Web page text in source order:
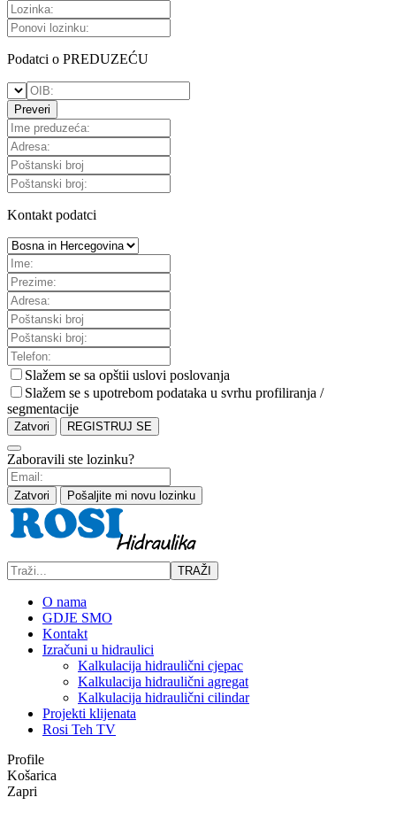
Podatci o PREDUZEĆU
Preveri
Kontakt podatci
Slažem se sa opštii uslovi poslovanja
Slažem se s upotrebom podataka u svrhu profiliranja /
segmentacije
Zatvori REGISTRUJ SE
Zaboravili ste lozinku?
Zatvori Pošaljite mi novu lozinku
TRAŽI
O nama
GDJE SMO
Kontakt
Izračuni u hidraulici
Kalkulacija hidraulični cjepac
Kalkulacija hidraulični agregat
Kalkulacija hidraulični cilindar
Projekti klijenata
Rosi Teh TV
Profile
Košarica
Zapri